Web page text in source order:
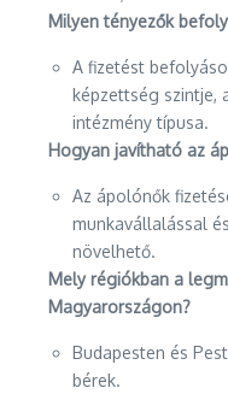
Milyen tényezők
A fizetést
képzettség szintje,
intézmény típusa.
Hogyan javítható az
Az ápolónők
munkavállalással
növelhető.
Mely régiókban a
Magyarországon?
Budapesten és
bérek.